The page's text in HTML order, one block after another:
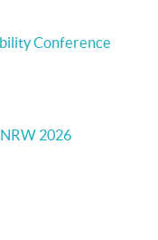
Conference
2026